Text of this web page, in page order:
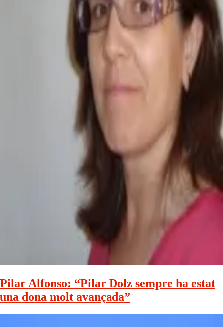
Pilar Alfonso: “Pilar Dolz sempre ha estat
una dona molt avançada”